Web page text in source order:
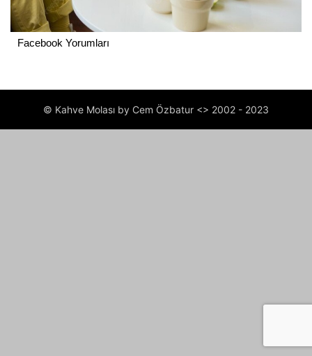
Facebook Yorumları
© Kahve Molası by Cem Özbatur <> 2002 - 2023